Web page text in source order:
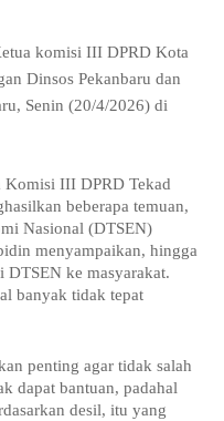
komisi III DPRD Kota
Dinsos Pekanbaru dan
Senin (20/4/2026) di
III DPRD Tekad
beberapa temuan,
Nasional (DTSEN)
menyampaikan, hingga
ke masyarakat.
banyak tidak tepat
penting agar tidak salah
dapat bantuan, padahal
desil, itu yang